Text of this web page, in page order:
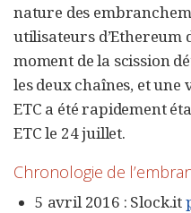
nature des
utilisateurs d’Ethereum
moment de la scission
les deux chaînes, et
ETC a été rapidement
ETC le 24 juillet.
Chronologie de
5 avril 2016 : Slock.it